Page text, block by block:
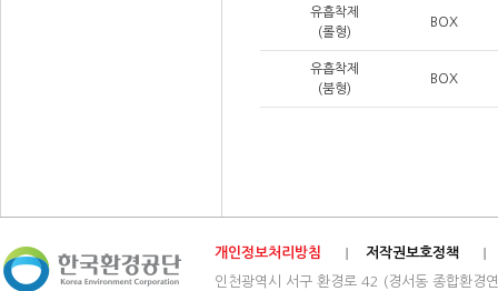
유흡착제
(롤형)
BOX
유흡착제
(붐형)
BOX
개인정보처리방침
저작권보호정책
인천광역시 서구 환경로 42 (경서동 종합